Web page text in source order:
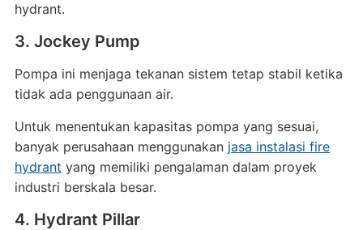
hydrant.
3. Jockey Pump
Pompa ini menjaga tekanan sistem tetap stabil ketika
tidak ada penggunaan air.
Untuk menentukan kapasitas pompa yang sesuai,
banyak perusahaan menggunakan jasa instalasi fire
hydrant yang memiliki pengalaman dalam proyek
industri berskala besar.
4. Hydrant Pillar